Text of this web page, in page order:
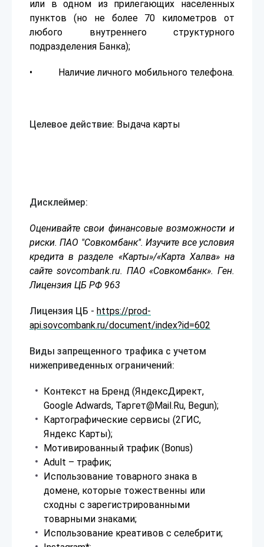
или в одном из прилегающих населенных
пунктов (но не более 70 километров от
любого внутреннего структурного
подразделения Банка);
• Наличие личного мобильного телефона.
Целевое действие: Выдача карты
Дисклеймер:
Оценивайте свои финансовые возможности и
риски. ПАО "Совкомбанк". Изучите все условия
кредита в разделе «Карты»/«Карта Халва» на
сайте sovcombank.ru. ПАО «Совкомбанк». Ген.
Лицензия ЦБ РФ 963
Лицензия ЦБ - https://prod-
api.sovcombank.ru/document/index?id=602
Виды запрещенного трафика с учетом
нижеприведенных ограничений:
Контекст на Бренд (ЯндексДирект,
Google Adwards, Таргет@Mail.Ru, Begun);
Картографические сервисы (2ГИС,
Яндекс Карты);
Мотивированный трафик (Bonus)
Adult – трафик;
Использование товарного знака в
домене, которые тожественны или
сходны с зарегистрированными
товарными знаками;
Использование креативов с селебрити;